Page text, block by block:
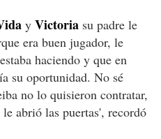
y Victoria su padre le
era buen jugador, le
haciendo y que en
su oportunidad. No sé
no lo quisieron contratar,
le abrió las puertas', recordó